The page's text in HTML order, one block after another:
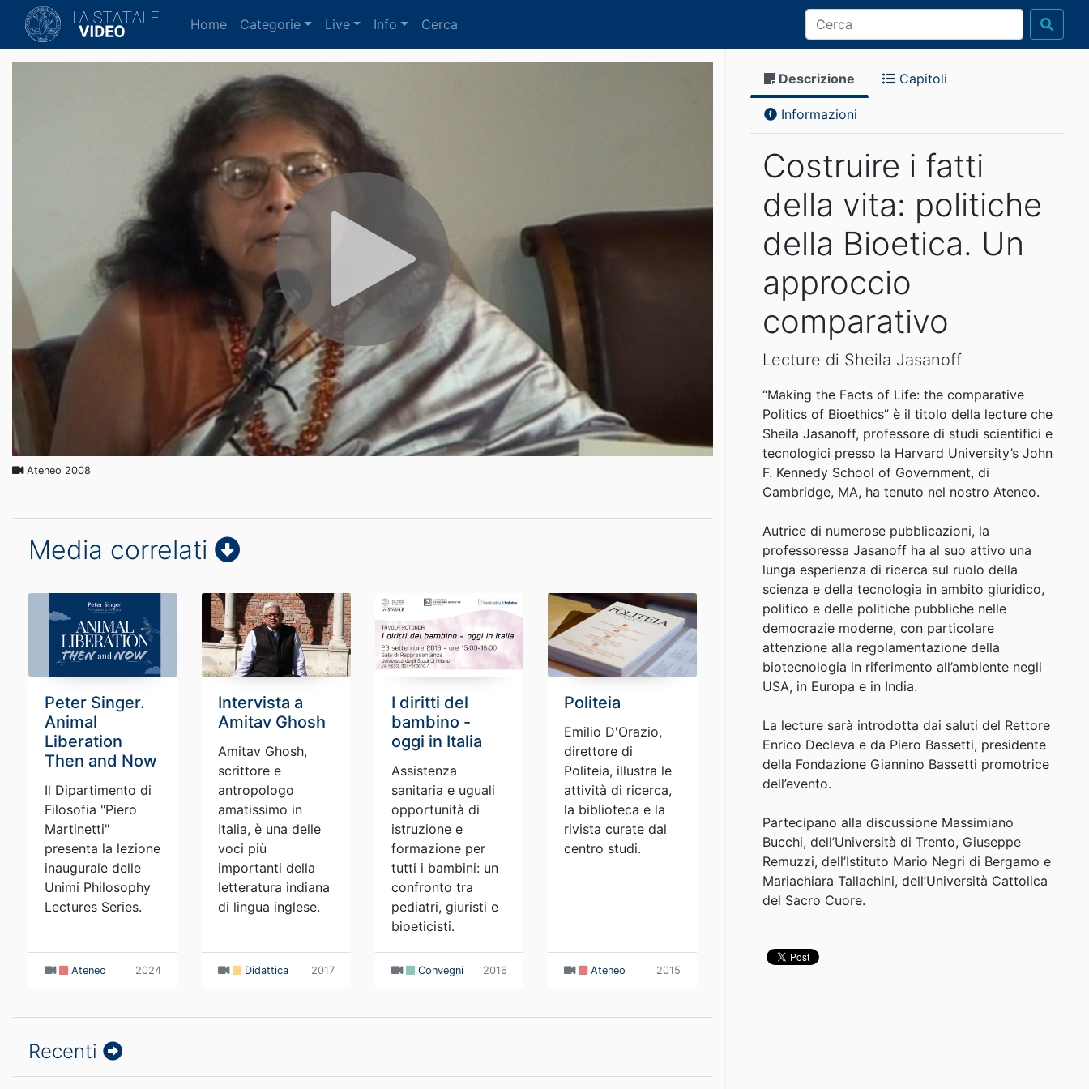
Home(current)
Categorie Live Info Cerca
Ateneo 2008
Media correlati
Peter Singer.
Animal
Liberation
Then and Now
Il Dipartimento di
Filosofia "Piero
Martinetti"
presenta la lezione
inaugurale delle
Unimi Philosophy
Lectures Series.
Ateneo 2024
Intervista a
Amitav Ghosh
Amitav Ghosh,
scrittore e
antropologo
amatissimo in
Italia, è una delle
voci più
importanti della
letteratura indiana
di lingua inglese.
Didattica 2017
I diritti del
bambino -
oggi in Italia
Assistenza
sanitaria e uguali
opportunità di
istruzione e
formazione per
tutti i bambini: un
confronto tra
pediatri, giuristi e
bioeticisti.
Convegni 2016
Politeia
Emilio D'Orazio,
direttore di
Politeia, illustra le
attività di ricerca,
la biblioteca e la
rivista curate dal
centro studi.
Ateneo 2015
Recenti
Descrizione Capitoli
Informazioni
Costruire i fatti
della vita: politiche
della Bioetica. Un
approccio
comparativo
Lecture di Sheila Jasanoff
“Making the Facts of Life: the comparative
Politics of Bioethics” è il titolo della lecture che
Sheila Jasanoff, professore di studi scientifici e
tecnologici presso la Harvard University’s John
F. Kennedy School of Government, di
Cambridge, MA, ha tenuto nel nostro Ateneo.
Autrice di numerose pubblicazioni, la
professoressa Jasanoff ha al suo attivo una
lunga esperienza di ricerca sul ruolo della
scienza e della tecnologia in ambito giuridico,
politico e delle politiche pubbliche nelle
democrazie moderne, con particolare
attenzione alla regolamentazione della
biotecnologia in riferimento all’ambiente negli
USA, in Europa e in India.
La lecture sarà introdotta dai saluti del Rettore
Enrico Decleva e da Piero Bassetti, presidente
della Fondazione Giannino Bassetti promotrice
dell’evento.
Partecipano alla discussione Massimiano
Bucchi, dell’Università di Trento, Giuseppe
Remuzzi, dell’Istituto Mario Negri di Bergamo e
Mariachiara Tallachini, dell’Università Cattolica
del Sacro Cuore.